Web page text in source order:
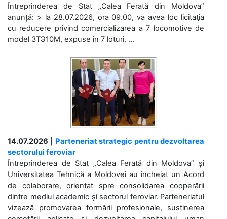
Întreprinderea de Stat „Calea Ferată din Moldova”
anunță: > la 28.07.2026, ora 09.00, va avea loc licitaţia
cu reducere privind comercializarea a 7 locomotive de
model 3ТЭ10М, expuse în 7 loturi. ...
14.07.2026
Parteneriat strategic pentru dezvoltarea
sectorului feroviar
Întreprinderea de Stat „Calea Ferată din Moldova” și
Universitatea Tehnică a Moldovei au încheiat un Acord
de colaborare, orientat spre consolidarea cooperării
dintre mediul academic și sectorul feroviar. Parteneriatul
vizează promovarea formării profesionale, susținerea